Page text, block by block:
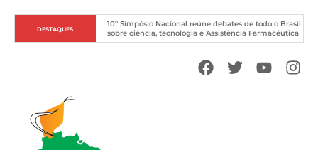
DESTAQUES
10º Simpósio Nacional reúne debates de todo o Brasil
sobre ciência, tecnologia e Assistência Farmacêutica